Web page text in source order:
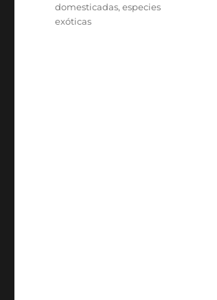
domesticadas,especies
exóticas